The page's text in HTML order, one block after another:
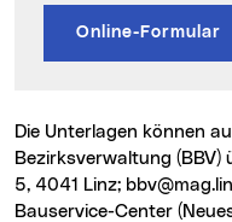
Online-Formular
Die Unterlagen können außerdem an die Bau- und
Bezirksverwaltung
5, 4041 Linz;
Bauservice-Center